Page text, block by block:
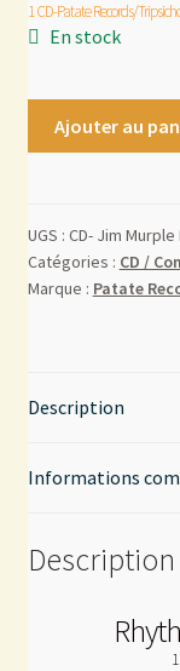
Mon compte
1 CD-Patate Records/
En stock
Ajouter au
UGS : CD- Jim
Catégories : CD /
Marque : Patate
Description
Informations
Description